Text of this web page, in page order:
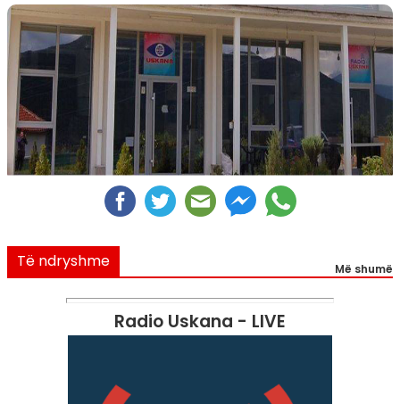
Të ndryshme Më shumë
Radio Uskana - LIVE